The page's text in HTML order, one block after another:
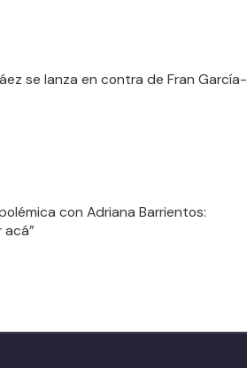
se lanza en contra de Fran García-
con Adriana Barrientos: